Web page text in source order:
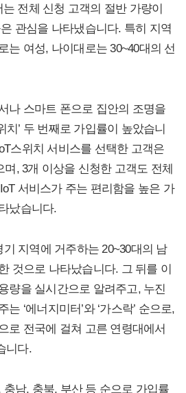
전체 신청 고객의 절반 가량이
관심을 나타냈습니다. 특히 지역
는 여성, 나이대로는 30~40대의 선
나 스마트 폰으로 집안의 조명을
치’ 두 번째로 가입률이 높았습니
스위치 서비스를 선택한 고객은
며, 3개 이상을 신청한 고객도 전체
서비스가 주는 편리함을 높은 가
났습니다.
지역에 거주하는 20~30대의 남
것으로 나타났습니다. 그 뒤를 이
량을 실시간으로 알려주고, 누진
‘에너지미터’와 ‘가스락’ 순으로,
로 전국에 걸쳐 고른 연령대에서
니다.
남, 충북, 부산 등 순으로 가입률